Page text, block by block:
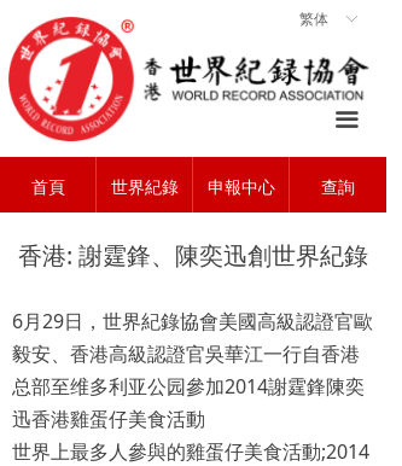
首頁 世界紀錄 申報中心 查詢
ꀅ
繁体
끀
ꀇ 首頁
ꄃ 關於協會
ꁡ 世界紀錄
ꄠ 查詢中心
ꂐ 申報中心
ꁘ 聯系我們
香港: 謝霆鋒、陳奕迅創世界紀錄
6月 29日，世界紀錄協會美國高級認證官歐
毅安、香港高級認證官吳華江一行自香港
总部至维多利亚公园參加2014謝霆鋒陳奕
迅香港雞蛋仔美食活動
世界上最多人參與的雞蛋仔美食活動;2014